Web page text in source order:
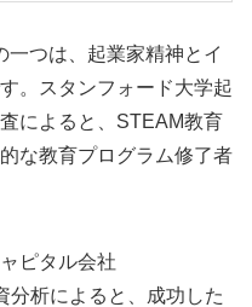
つは、起業家精神とイ
。スタンフォード大学起
によると、STEAM教育
な教育プログラム修了者
ピタル会社
分析によると、成功した